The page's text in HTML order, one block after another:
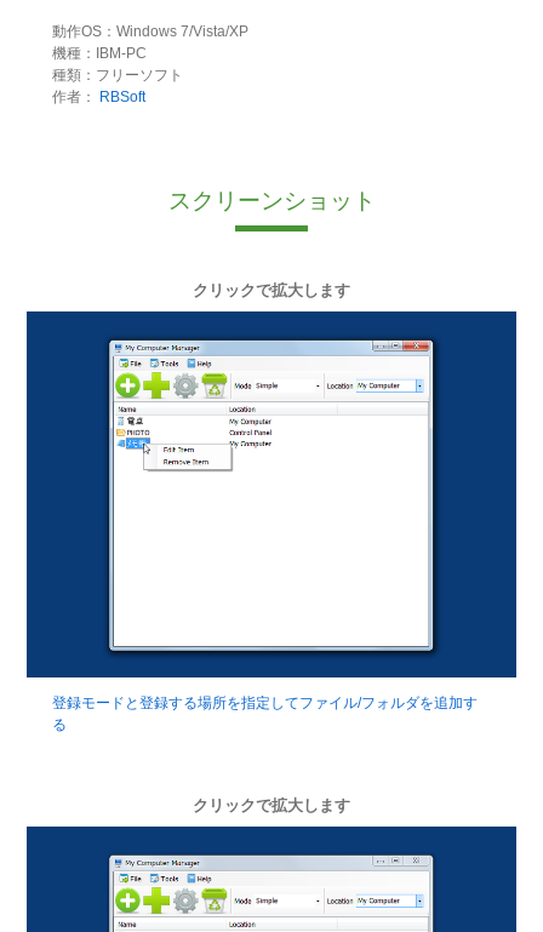
動作OS：Windows 7/Vista/XP
機種：IBM-PC
種類：フリーソフト
作者：
RBSoft
スクリーンショット
クリックで拡大します
登録モードと登録する場所を指定してファイル/フォルダを追加す
る
クリックで拡大します